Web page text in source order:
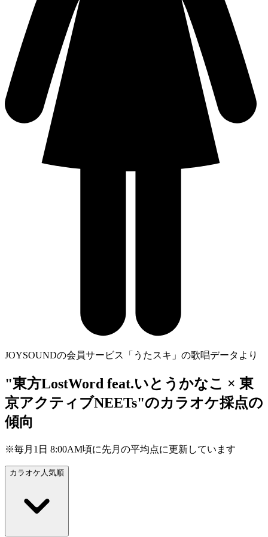
JOYSOUNDの会員サービス「うたスキ」の歌唱データより
"東方LostWord feat.いとうかなこ × 東
京アクティブNEETs"のカラオケ採点の
傾向
※毎月1日 8:00AM頃に先月の平均点に更新しています
カラオケ人気順